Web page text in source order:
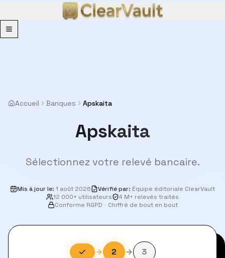
Menu
Accueil Banques Apskaita
Apskaita
Sélectionnez votre relevé bancaire.
Mis à jour le: 1 août 2026 Vérifié par: Équipe éditoriale ClearVault
12 000+ utilisateurs
4 M+ relevés traités
Conforme RGPD · Chiffré de bout en bout
2 3